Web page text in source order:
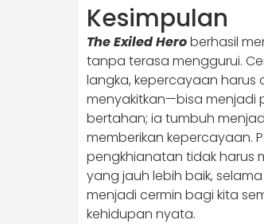
Kesimpulan
The Exiled Heroberhasil
tanpa terasa menggurui.
langka, kepercayaan
menyakitkan—bisa menjadi
bertahan; ia tumbuh
memberikan kepercayaan.
pengkhianatan tidak harus
yang jauh lebih baik,
menjadi cermin bagi kita
kehidupan nyata.